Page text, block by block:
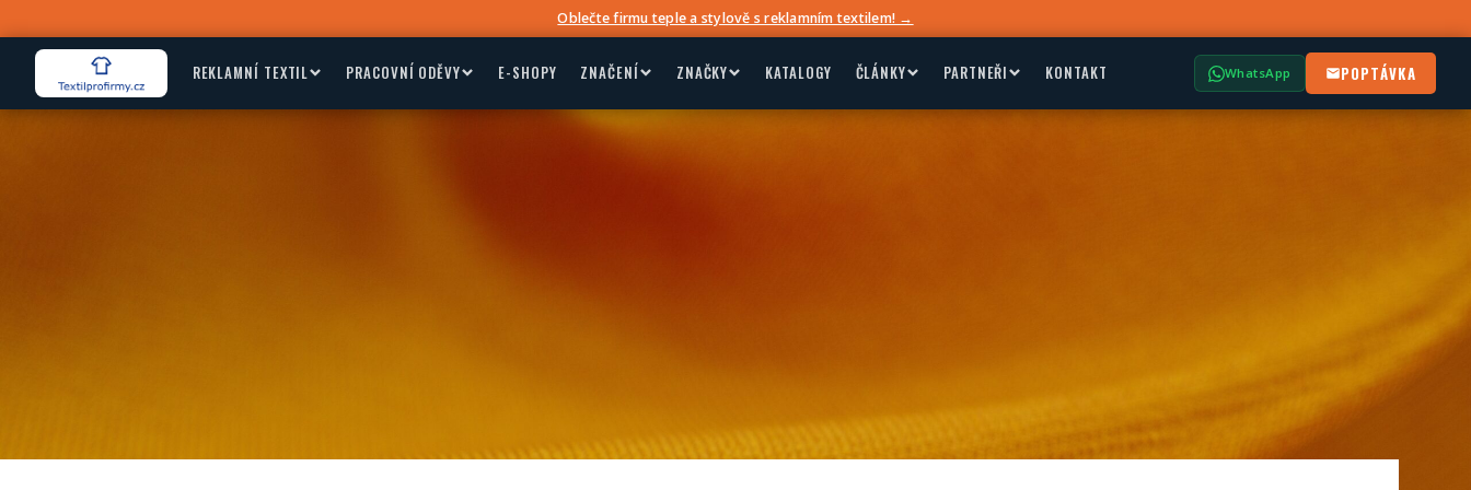
Oblečte firmu teple a stylově s reklamním textilem! →
REKLAMNÍ TEXTIL PRACOVNÍ ODĚVY E-SHOPY ZNAČENÍ ZNAČKY KATALOGY ČLÁNKY PARTNEŘI KONTAKT WhatsApp POPTÁVKA